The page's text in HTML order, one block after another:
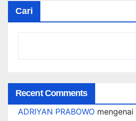
Cari
Recent Comments
ADRIYAN PRABOWO mengenai